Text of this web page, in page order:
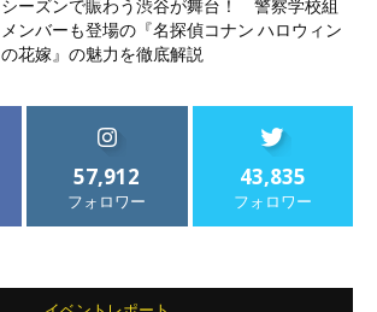
シーズンで賑わう渋谷が舞台！ 警察学校組
メンバーも登場の『名探偵コナン ハロウィン
の花嫁』の魅力を徹底解説
57,912
フォロワー
43,835
フォロワー